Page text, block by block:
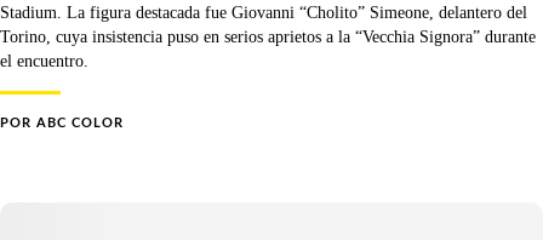
Stadium. La figura destacada fue Giovanni “Cholito” Simeone, delantero del
Torino, cuya insistencia puso en serios aprietos a la “Vecchia Signora” durante
el encuentro.
POR ABC COLOR